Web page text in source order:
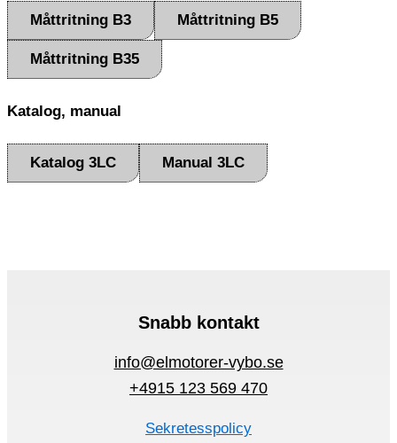
Måttritning B3 Måttritning B5
Måttritning B35
Katalog, manual
Katalog 3LC Manual 3LC
Snabb kontakt
info@elmotorer-vybo.se
+4915 123 569 470
Sekretesspolicy